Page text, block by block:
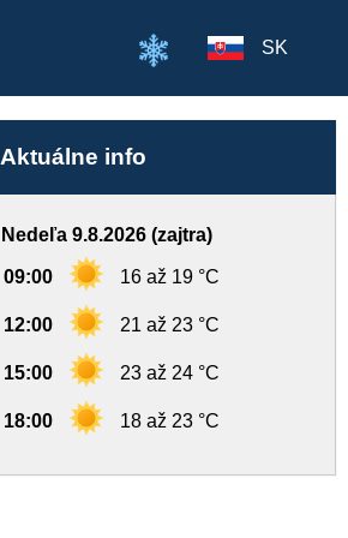
SK
Aktuálne info
Nedeľa 9.8.2026 (zajtra)
09:00 16 až 19 °C
12:00 21 až 23 °C
15:00 23 až 24 °C
18:00 18 až 23 °C